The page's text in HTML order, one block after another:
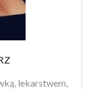
lekarstwem,